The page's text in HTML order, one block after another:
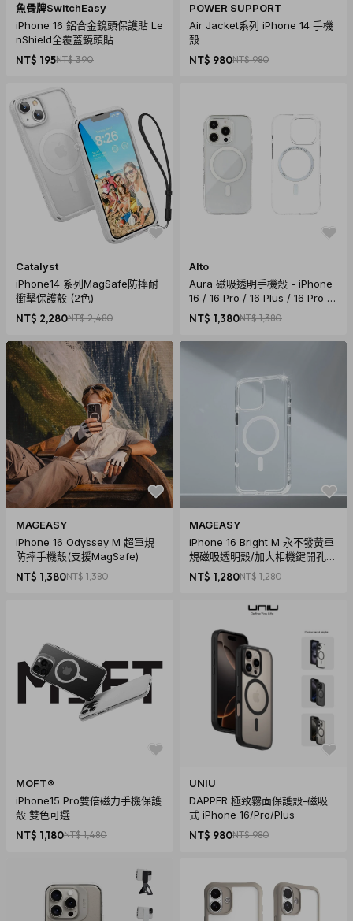
魚骨牌SwitchEasy
iPhone 16 鋁合金鏡頭保護貼 Le
nShield全覆蓋鏡頭貼
NT$ 195NT$ 390
POWER SUPPORT
Air Jacket系列 iPhone 14 手機
殼
NT$ 980NT$ 980
Catalyst
iPhone14 系列MagSafe防摔耐
衝擊保護殼 (2色)
NT$ 2,280NT$ 2,480
Alto
Aura 磁吸透明手機殼 - iPhone
16 / 16 Pro / 16 Plus / 16 Pro M
ax
NT$ 1,380NT$ 1,380
MAGEASY
iPhone 16 Odyssey M 超軍規
防摔手機殼(支援MagSafe)
NT$ 1,380NT$ 1,380
MAGEASY
iPhone 16 Bright M 永不發黃軍
規磁吸透明殼/加大相機鍵開孔款
(十年保固)
NT$ 1,280NT$ 1,280
MOFT®
iPhone15 Pro雙倍磁力手機保護
殼 雙色可選
NT$ 1,180NT$ 1,480
UNIU
DAPPER 極致霧面保護殼-磁吸
式 iPhone 16/Pro/Plus
NT$ 980NT$ 980